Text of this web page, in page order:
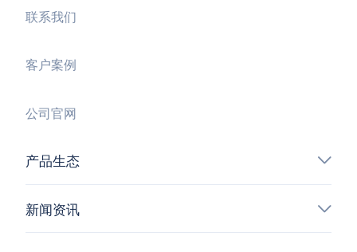
联系我们
客户案例
公司官网
产品生态
新闻资讯